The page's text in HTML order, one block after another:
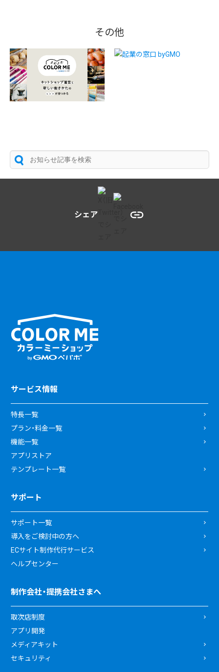
その他
シェア
サービス情報
特長一覧
プラン・料金一覧
機能一覧
アプリストア
テンプレート一覧
サポート
サポート一覧
導入をご検討中の方へ
ECサイト制作代行サービス
ヘルプセンター
制作会社・提携会社さまへ
取次店制度
アプリ開発
メディアキット
セキュリティ